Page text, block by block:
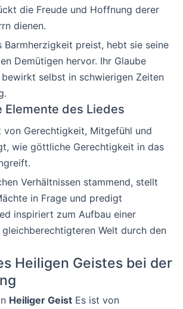
die Freude und Hoffnung derer
dienen.
Barmherzigkeit preist, hebt sie seine
Demütigen hervor. Ihr Glaube
selbst in schwierigen Zeiten
Elemente des Liedes
von Gerechtigkeit, Mitgefühl und
wie göttliche Gerechtigkeit in das
Verhältnissen stammend, stellt
in Frage und predigt
inspiriert zum Aufbau einer
Welt durch den
Heiligen Geistes bei der
Heiliger Geist Es ist von